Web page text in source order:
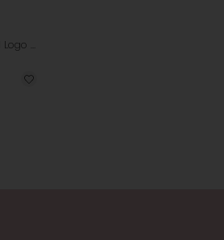
Day Et - Small 20" Tonal Logo Kabinekuffert - Moon Rock/Beige